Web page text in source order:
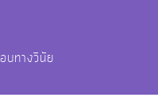
บทางวินัย